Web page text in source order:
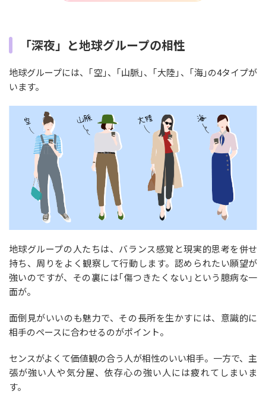
「深夜」と地球グループの相性
地球グループには、｢空｣、｢山脈｣、｢大陸｣、｢海｣の4タイプが
います。
地球グループの人たちは、バランス感覚と現実的思考を併せ
持ち、周りをよく観察して行動します。認められたい願望が
強いのですが、その裏には｢傷つきたくない｣という臆病な一
面が。
面倒見がいいのも魅力で、その長所を生かすには、意識的に
相手のペースに合わせるのがポイント。
センスがよくて価値観の合う人が相性のいい相手。一方で、主
張が強い人や気分屋、依存心の強い人には疲れてしまいま
す。